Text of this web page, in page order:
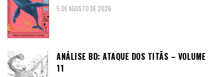
5 DE AGOSTO DE 2026
ANÁLISE BD: ATAQUE DOS TITÃS – VOLUME
11